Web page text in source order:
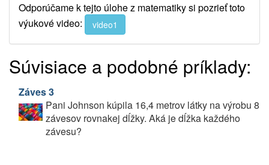
Odporúčame k tejto úlohe z matematiky si pozrieť toto
výukové video:
video1
Súvisiace a podobné príklady:
Záves 3
Pani Johnson kúpila 16,4 metrov látky na výrobu 8
závesov rovnakej dĺžky. Aká je dĺžka každého
závesu?